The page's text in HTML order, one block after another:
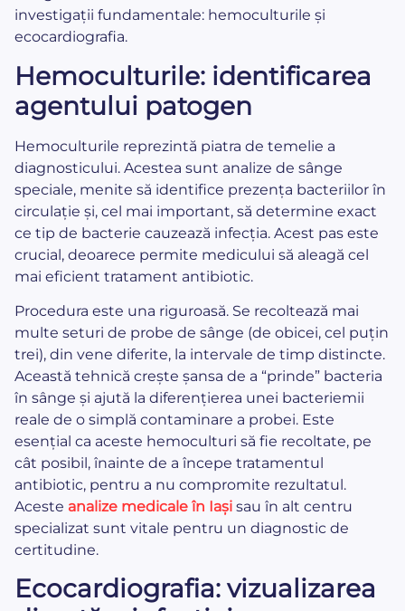
investigații fundamentale: hemoculturile și
ecocardiografia.
Hemoculturile: identificarea
agentului patogen
Hemoculturile reprezintă piatra de temelie a
diagnosticului. Acestea sunt analize de sânge
speciale, menite să identifice prezența bacteriilor în
circulație și, cel mai important, să determine exact
ce tip de bacterie cauzează infecția. Acest pas este
crucial, deoarece permite medicului să aleagă cel
mai eficient tratament antibiotic.
Procedura este una riguroasă. Se recoltează mai
multe seturi de probe de sânge (de obicei, cel puțin
trei), din vene diferite, la intervale de timp distincte.
Această tehnică crește șansa de a “prinde” bacteria
în sânge și ajută la diferențierea unei bacteriemii
reale de o simplă contaminare a probei. Este
esențial ca aceste hemoculturi să fie recoltate, pe
cât posibil, înainte de a începe tratamentul
antibiotic, pentru a nu compromite rezultatul.
Aceste analize medicale în Iași sau în alt centru
specializat sunt vitale pentru un diagnostic de
certitudine.
Ecocardiografia: vizualizarea